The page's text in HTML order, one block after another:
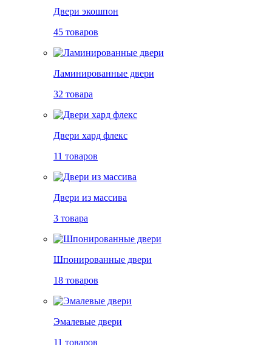
Двери экошпон
45 товаров
Ламинированные двери
32 товара
Двери хард флекс
11 товаров
Двери из массива
3 товара
Шпонированные двери
18 товаров
Эмалевые двери
11 товаров